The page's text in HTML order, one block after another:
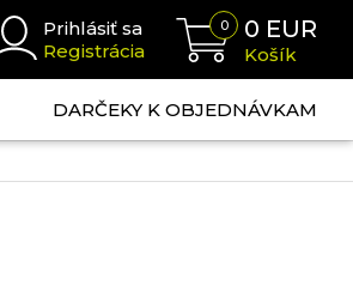
Prihlásiť sa
Registrácia
0 0 EUR
Košík
DARČEKY K OBJEDNÁVKAM